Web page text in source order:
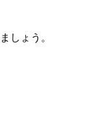
しょう。